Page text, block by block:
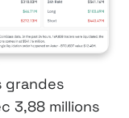
grandes
3,88 millions